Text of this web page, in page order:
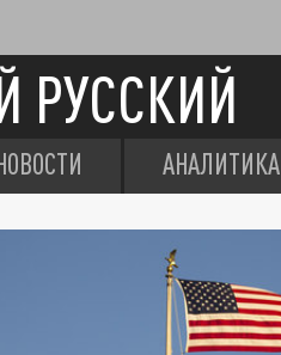
РУССКИЙ
АНАЛИТИКА